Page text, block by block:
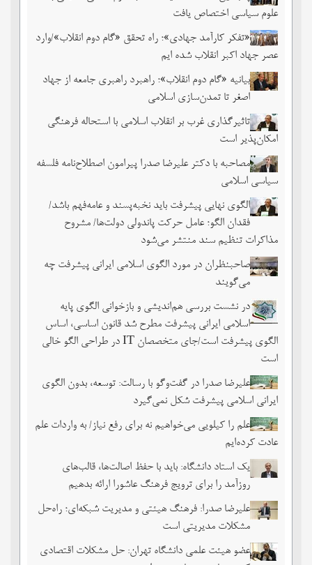
علوم سیاسی اختصاص یافت
«تفکر کارآمد جهادی»؛ راه تحقق «گام دوم انقلاب»/وارد
عصر جهاد اکبر انقلاب شده ایم
بیانیه «گام دوم انقلاب»؛ راهبرد راهبری جامعه از جهاد
اصغر تا تمدن‌سازی اسلامی
تاثیرگذاری غرب بر انقلاب اسلامی با استحاله فرهنگی
امکان‌پذیر است
مصاحبه با دکتر علیرضا صدرا پیرامون اصطلاح‌نامه فلسفه
سیاسی اسلامی
الگوی نهایی پیشرفت باید نخبه‌پسند و عامه‌فهم باشد/
فقدان الگو؛ عامل حرکت پاندولی دولت‌ها/ مشروح
مذاکرات تنظیم سند منتشر می‌شود
صاحبنظران در مورد الگوی اسلامی ایرانی پیشرفت چه
می‌گویند
در نشست بررسی هم‌اندیشی و بازخوانی الگوی پایه
اسلامی ایرانی پیشرفت مطرح شد قانون اساسی، اساس
الگوی پیشرفت است/جای متخصصان IT در طراحی الگو خالی
است
علیرضا صدرا در گفت‌وگو با رسالت: توسعه، بدون الگوی
ایرانی اسلامی پیشرفت شکل نمی‌گیرد
علم را کیلویی می‌خواهیم نه برای رفع نیاز/ به واردات علم
عادت کرده‌ایم
یک استاد دانشگاه: باید با حفظ اصالت‌ها، قالب‌های
روزآمد را برای ترویج فرهنگ عاشورا ارائه بدهیم
علیرضا صدرا: فرهنگ هیئتی و مدیریت شبکه‌ای؛ راه‌حل
مشکلات مدیریتی است
عضو هیئت علمی دانشگاه تهران: حل مشکلات اقتصادی